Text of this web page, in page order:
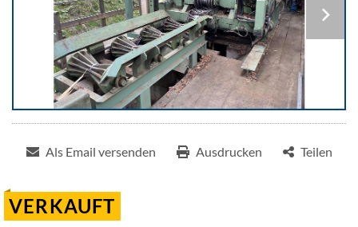
Als Email versenden Ausdrucken Teilen
VERKAUFT